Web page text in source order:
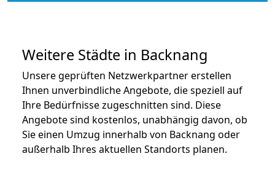
Weitere Städte in Backnang
Unsere geprüften Netzwerkpartner erstellen
Ihnen unverbindliche Angebote, die speziell auf
Ihre Bedürfnisse zugeschnitten sind. Diese
Angebote sind kostenlos, unabhängig davon, ob
Sie einen Umzug innerhalb von Backnang oder
außerhalb Ihres aktuellen Standorts planen.